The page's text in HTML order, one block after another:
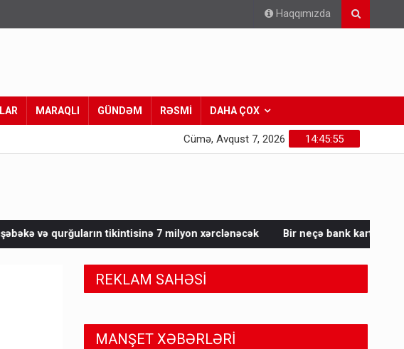
Haqqımızda
MARAQLI GÜNDƏM RƏSMİ DAHA ÇOX
14:45:57
Cümə, Avqust 7, 2026
7 milyon xərclənəcək Bir neçə bank kartı olanlar üçün yeni limit
REKLAM SAHƏSİ
MANŞET XƏBƏRLƏRİ